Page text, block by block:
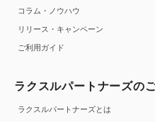
コラム・ノウハウ
リリース・キャンペーン
ご利用ガイド
ラクスルパートナーズの
ラクスルパートナーズとは